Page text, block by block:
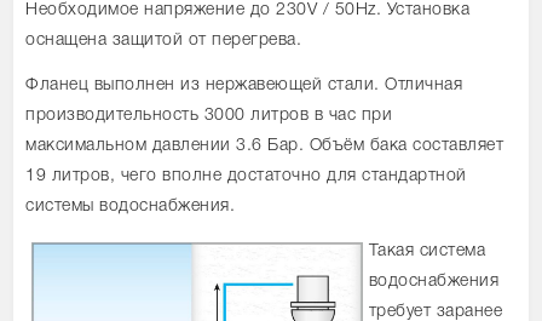
Необходимое напряжение до 230V / 50Hz. Установка
оснащена защитой от перегрева.
Фланец выполнен из нержавеющей стали. Отличная
производительность 3000 литров в час при
максимальном давлении 3.6 Бар. Объём бака составляет
19 литров, чего вполне достаточно для стандартной
системы водоснабжения.
Такая система
водоснабжения
требует заранее